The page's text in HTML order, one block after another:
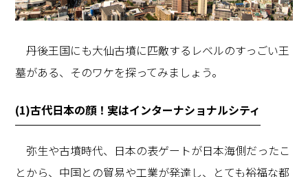
丹後王国にも大仙古墳に匹敵するレベルのすっごい王
墓がある、そのワケを探ってみましょう。
(1)古代日本の顔！実はインターナショナルシティ
弥生や古墳時代、日本の表ゲートが日本海側だったこ
とから、中国との貿易や工業が発達し、とても裕福な都